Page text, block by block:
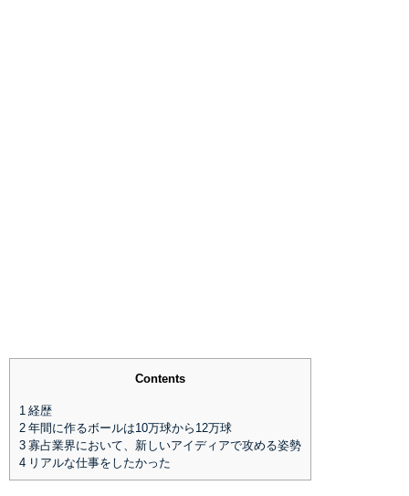
Contents
1 経歴
2 年間に作るボールは10万球から12万球
3 寡占業界において、新しいアイディアで攻める姿勢
4 リアルな仕事をしたかった